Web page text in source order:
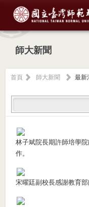
師大新聞
首頁 師大新聞
最新
林子斌院長期許師培學
作。
宋曜廷副校長感謝教育部